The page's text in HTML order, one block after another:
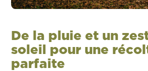
De la pluie et un
soleil pour une
parfaite